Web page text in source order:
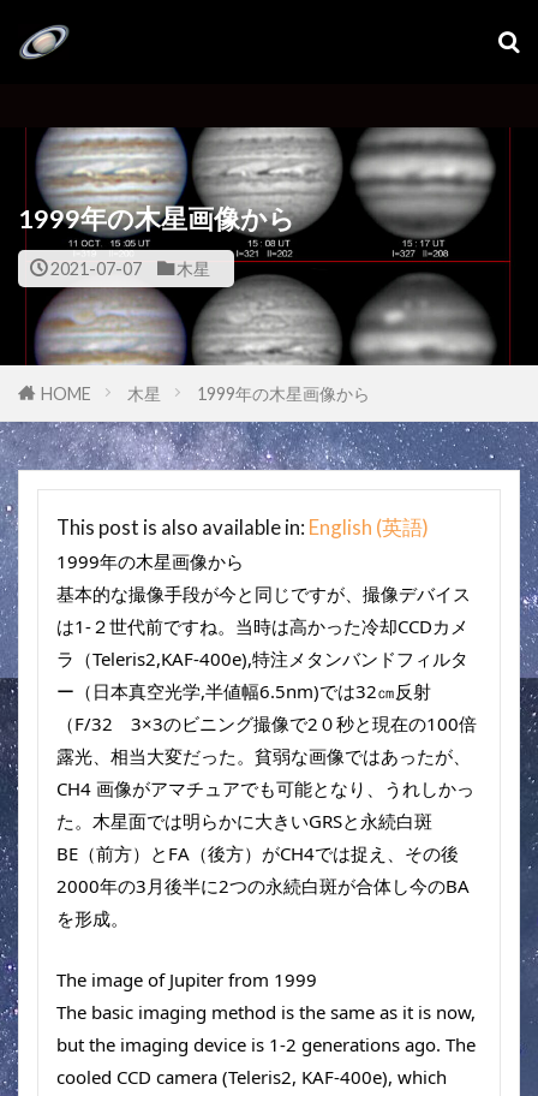
1999年の木星画像から
2021-07-07 木星
HOME 木星 1999年の木星画像から
This post is also available in: English (英語)
1999年の木星画像から
基本的な撮像手段が今と同じですが、撮像デバイス
は1-２世代前ですね。当時は高かった冷却CCDカメ
ラ（Teleris2,KAF-400e),特注メタンバンドフィルタ
ー（日本真空光学,半値幅6.5nm)では32㎝反射
（F/32　3×3のビニング撮像で2０秒と現在の100倍
露光、相当大変だった。貧弱な画像ではあったが、
CH4 画像がアマチュアでも可能となり、うれしかっ
た。木星面では明らかに大きいGRSと永続白斑
BE（前方）とFA（後方）がCH4では捉え、その後
2000年の3月後半に2つの永続白斑が合体し今のBA
を形成。
The image of Jupiter from 1999
The basic imaging method is the same as it is now,
but the imaging device is 1-2 generations ago. The
cooled CCD camera (Teleris2, KAF-400e), which